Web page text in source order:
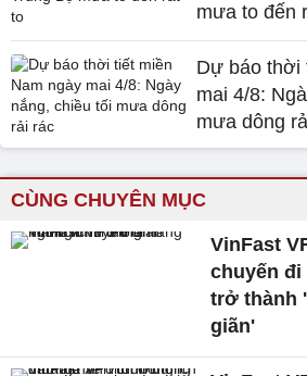
mưa to đến
Dự báo thời
mai 4/8:
mưa dông
CÙNG CHUYÊN MỤC
VinFast
chuyến đi
trở thành
giãn'